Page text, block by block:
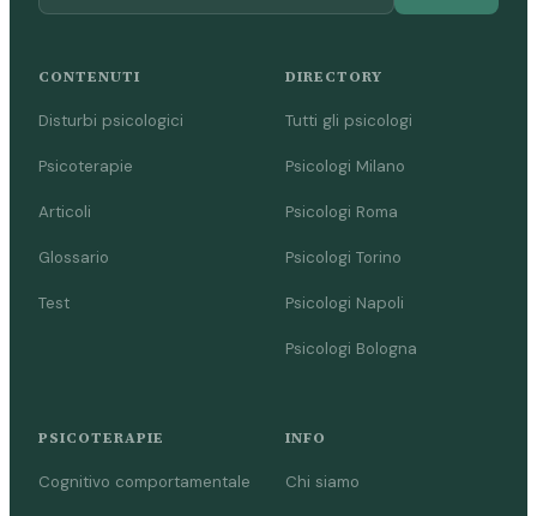
CONTENUTI
Disturbi psicologici
Psicoterapie
Articoli
Glossario
Test
DIRECTORY
Tutti gli psicologi
Psicologi Milano
Psicologi Roma
Psicologi Torino
Psicologi Napoli
Psicologi Bologna
PSICOTERAPIE
Cognitivo comportamentale
INFO
Chi siamo